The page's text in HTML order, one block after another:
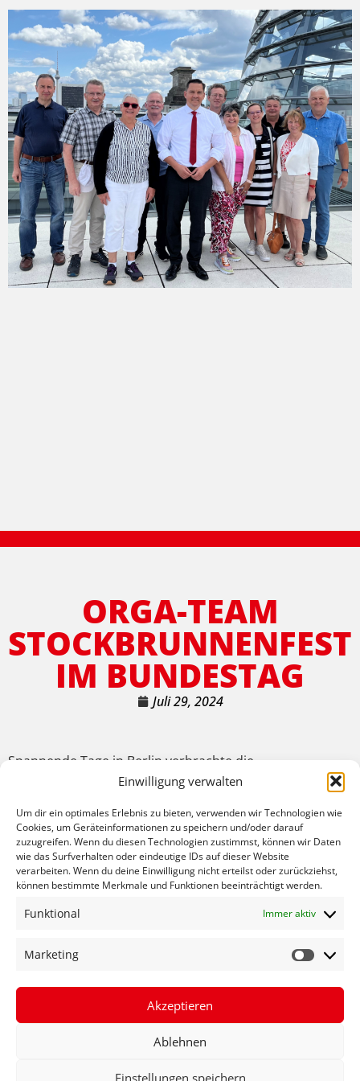
Einwilligung verwalten
Um dir ein optimales Erlebnis zu bieten, verwenden wir Technologien wie
Cookies, um Geräteinformationen zu speichern und/oder darauf
zuzugreifen. Wenn du diesen Technologien zustimmst, können wir Daten
wie das Surfverhalten oder eindeutige IDs auf dieser Website
verarbeiten. Wenn du deine Einwilligung nicht erteilst oder zurückziehst,
können bestimmte Merkmale und Funktionen beeinträchtigt werden.
Funktional Immer aktiv
Marketing
Akzeptieren
Ablehnen
Einstellungen speichern
ORGA-TEAM
STOCKBRUNNENFEST
IM BUNDESTAG
Juli 29, 2024
Spannende Tage in Berlin verbrachte die
Organisationsgruppe des Brogginger
Johannes Fechner lädt regelmäßig Ehrenamtliche zu
einer Berlin-Reise ein als Dankeschön für ihr
Engagement für die Bürgerinnen und Bürger. So
konnten die Brogginger das bunte Programm von der
Stadtrundfahrt über Museumsbesuche genießen bis
zum Besuch des Bundestages als Höhepunkt der Reise.
Johannes Fechner konnten sie direkt erfahren, wie der
Gesetzgebung funktioniert. „Ein großes Dankeschön an
alle Ehrenamtlichen, die sich eine solche
Engagement für die Bürgerinnen und Bürger“, lobt
Fechner abschließend beim Gespräch im Bundestag.